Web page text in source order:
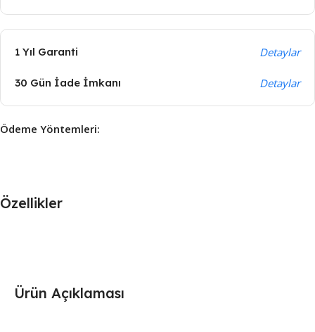
1 Yıl Garanti Detaylar
30 Gün İade İmkanı Detaylar
Ödeme Yöntemleri:
Ürün Açıklaması
Özellikler